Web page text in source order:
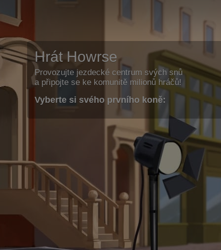
Hrát Howrse
Provozujte jezdecké centrum svých snů
a připojte se ke komunitě milionů hráčů!
Vyberte si svého prvního koně: